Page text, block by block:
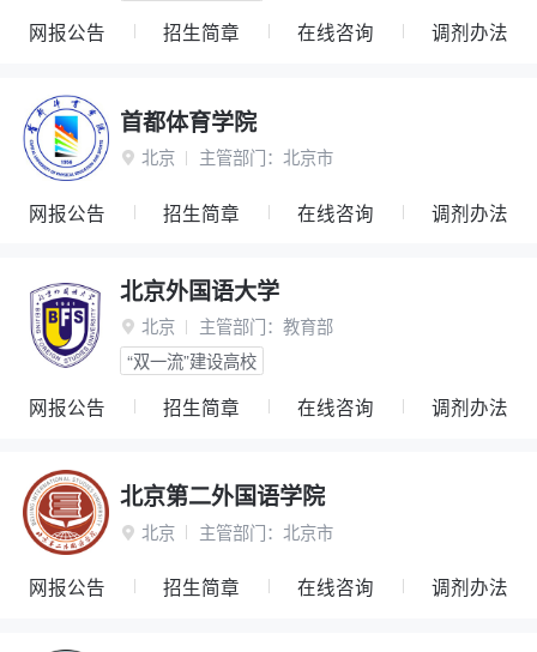
网报公告 招生简章 在线咨询 调剂办法
首都体育学院
 北京 主管部门： 北京市
网报公告 招生简章 在线咨询 调剂办法
北京外国语大学
 北京 主管部门： 教育部
“双一流”建设高校
网报公告 招生简章 在线咨询 调剂办法
北京第二外国语学院
 北京 主管部门： 北京市
网报公告 招生简章 在线咨询 调剂办法